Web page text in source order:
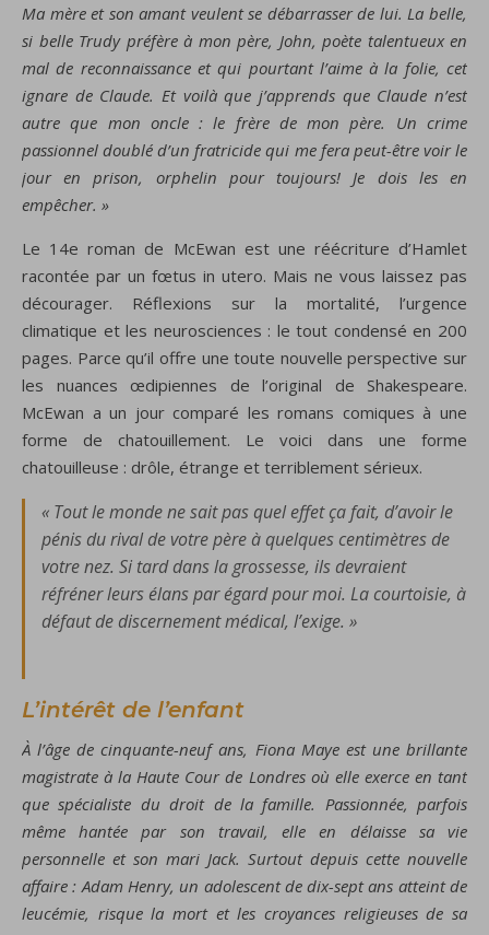
Ma mère et son amant veulent se débarrasser de lui. La belle,
si belle Trudy préfère à mon père, John, poète talentueux en
mal de reconnaissance et qui pourtant l’aime à la folie, cet
ignare de Claude. Et voilà que j’apprends que Claude n’est
autre que mon oncle : le frère de mon père. Un crime
passionnel doublé d’un fratricide qui me fera peut-être voir le
jour en prison, orphelin pour toujours! Je dois les en
empêcher. »
Le 14e roman de McEwan est une réécriture d’Hamlet
racontée par un fœtus in utero. Mais ne vous laissez pas
décourager. Réflexions sur la mortalité, l’urgence
climatique et les neurosciences : le tout condensé en 200
pages. Parce qu’il offre une toute nouvelle perspective sur
les nuances œdipiennes de l’original de Shakespeare.
McEwan a un jour comparé les romans comiques à une
forme de chatouillement. Le voici dans une forme
chatouilleuse : drôle, étrange et terriblement sérieux.
« Tout le monde ne sait pas quel effet ça fait, d’avoir le
pénis du rival de votre père à quelques centimètres de
votre nez. Si tard dans la grossesse, ils devraient
réfréner leurs élans par égard pour moi. La courtoisie, à
défaut de discernement médical, l’exige. »
L’intérêt de l’enfant
À l’âge de cinquante-neuf ans, Fiona Maye est une brillante
magistrate à la Haute Cour de Londres où elle exerce en tant
que spécialiste du droit de la famille. Passionnée, parfois
même hantée par son travail, elle en délaisse sa vie
personnelle et son mari Jack. Surtout depuis cette nouvelle
affaire : Adam Henry, un adolescent de dix-sept ans atteint de
leucémie, risque la mort et les croyances religieuses de sa